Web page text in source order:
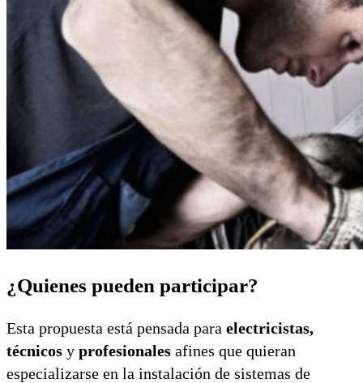
¿Quienes pueden participar?
Esta propuesta está pensada para electricistas,
técnicos y profesionales afines que quieran
especializarse en la instalación de sistemas de